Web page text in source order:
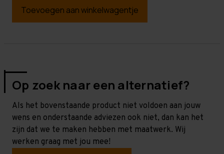
Toevoegen aan winkelwagentje
Op zoek naar een alternatief?
Als het bovenstaande product niet voldoen aan jouw
wens en onderstaande adviezen ook niet, dan kan het
zijn dat we te maken hebben met maatwerk. Wij
werken graag met jou mee!